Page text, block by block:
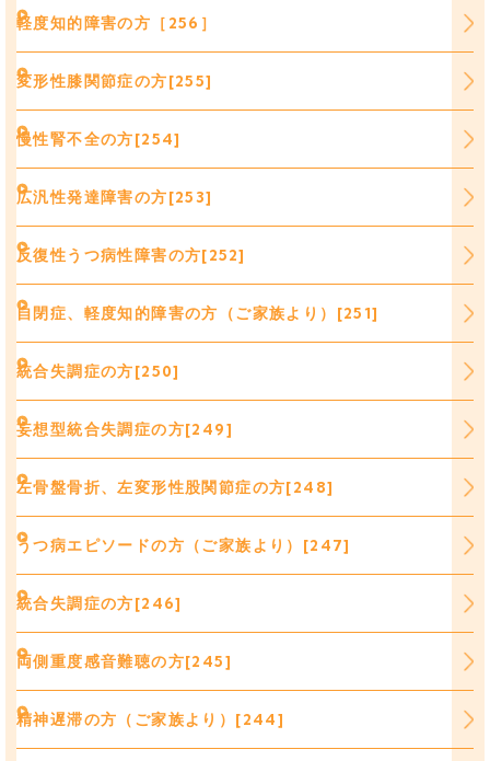
軽度知的障害の方［256］
変形性膝関節症の方[255]
慢性腎不全の方[254]
広汎性発達障害の方[253]
反復性うつ病性障害の方[252]
自閉症、軽度知的障害の方（ご家族より）[251]
統合失調症の方[250]
妄想型統合失調症の方[249]
左骨盤骨折、左変形性股関節症の方[248]
うつ病エピソードの方（ご家族より）[247]
統合失調症の方[246]
両側重度感音難聴の方[245]
精神遅滞の方（ご家族より）[244]